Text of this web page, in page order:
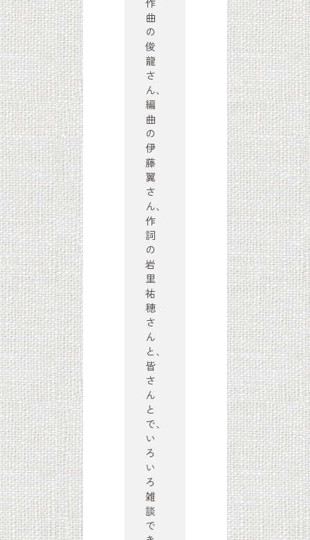
曲
の
俊
龍
さ
ん、
編
曲
の
伊
藤
翼
さ
ん、
作
詞
の
岩
里
祐
穂
さ
ん
と、
皆
さ
ん
と
で、
い
ろ
い
ろ
雑
談
で